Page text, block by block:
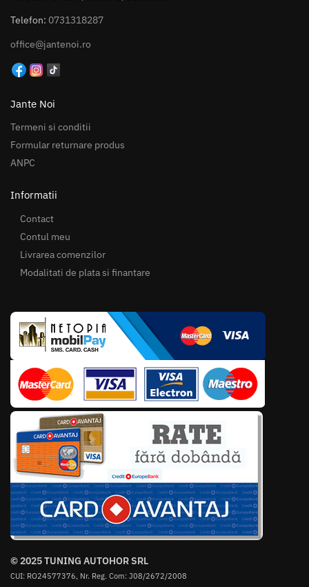
Telefon: 0731318287
office@jantenoi.ro
Jante Noi
Termeni si conditii
Formular returnare produs
ANPC
Informatii
Contact
Contul meu
Livrarea comenzilor
Modalitati de plata si finantare
© 2025 TUNING AUTOHOR SRL
CUI: RO24577376, Nr. Reg. Com: J08/2672/2008